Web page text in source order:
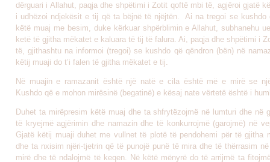
dërguari i Allahut, paqja dhe shpëtimi i Zotit qoftë mbi të, agjëroi gjatë
i udhëzoi ndjekësit e tij që ta bëjnë të njëjtën. Ai na tregoi se kushdo
këtë muaj me besim, duke kërkuar shpërblimin e Allahut, subhanehu
ketë të gjitha mëkatet e kaluara të tij të falura. Ai, paqja dhe shpëtimi i
të, gjithashtu na informoi (tregoi) se kushdo që qëndron (bën) në
këtij muaji do t’i falen të gjitha mëkatet e tij.
Në muajin e ramazanit është një natë e cila është më e mirë se
Kushdo që e mohon mirësinë (begatinë) e kësaj nate vërtetë është i
Duhet ta mirëpresim këtë muaj dhe ta shfrytëzojmë në lumturi dhe në
të kryejmë agjërimin dhe namazin dhe të konkurrojmë (garojmë) në
Gjatë këtij muaji duhet me vullnet të plotë të pendohemi për të gjitha
dhe ta nxisim njëri-tjetrin që të punojë punë të mira dhe të thërrasim
mirë dhe të ndalojmë të keqen. Në këtë mënyrë do të arrijmë ta